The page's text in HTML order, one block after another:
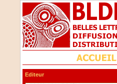
Editeur